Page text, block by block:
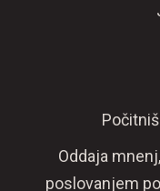
Oddaja
poslovanjem